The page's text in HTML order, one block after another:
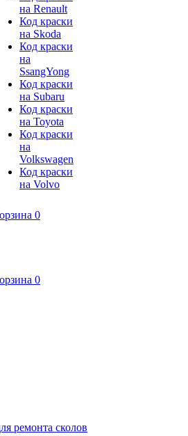
на Renault
Код краски
на Skoda
Код краски
на
SsangYong
Код краски
на Subaru
Код краски
на Toyota
Код краски
на
Volkswagen
Код краски
на Volvo
0
0
ремонта сколов